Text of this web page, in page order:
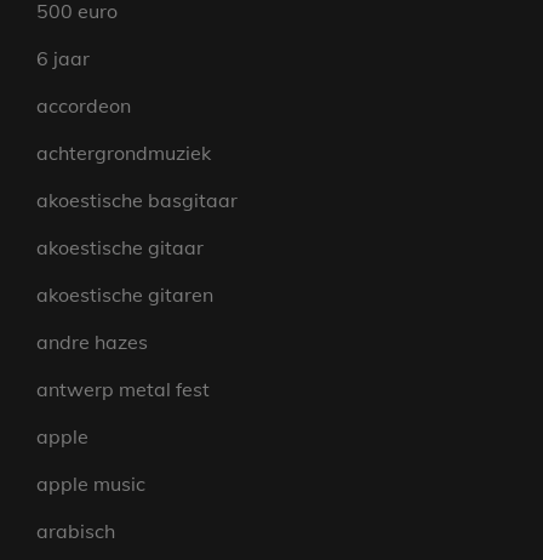
500 euro
6 jaar
accordeon
achtergrondmuziek
akoestische basgitaar
akoestische gitaar
akoestische gitaren
andre hazes
antwerp metal fest
apple
apple music
arabisch